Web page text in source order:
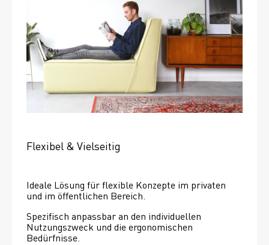
Flexibel & Vielseitig
Ideale Lösung für flexible Konzepte im privaten
und im öffentlichen Bereich.
Spezifisch anpassbar an den individuellen
Nutzungszweck und die ergonomischen
Bedürfnisse.